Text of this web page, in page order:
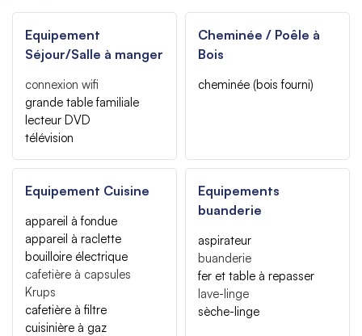
Equipement
Séjour/Salle à manger
connexion wifi
grande table familiale
lecteur DVD
télévision
Cheminée / Poêle à
Bois
cheminée (bois fourni)
Equipement Cuisine
appareil à fondue
appareil à raclette
bouilloire électrique
cafetière à capsules
Krups
cafetière à filtre
cuisinière à gaz
Equipements
buanderie
aspirateur
buanderie
fer et table à repasser
lave-linge
sèche-linge